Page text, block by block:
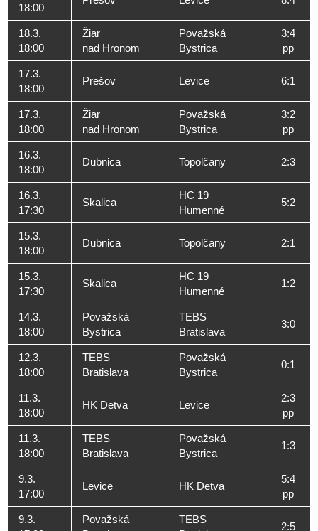
18:00
18.3.
18:00
Žiar
nad Hronom
Považská
Bystrica
3:4
pp
17.3.
18:00
Prešov Levice 6:1
17.3.
18:00
Žiar
nad Hronom
Považská
Bystrica
3:2
pp
16.3.
18:00
Dubnica Topolčany 2:3
16.3.
17:30
Skalica
HC 19
Humenné
5:2
15.3.
18:00
Dubnica Topolčany 2:1
15.3.
17:30
Skalica
HC 19
Humenné
1:2
14.3.
18:00
Považská
Bystrica
TEBS
Bratislava
3:0
12.3.
18:00
TEBS
Bratislava
Považská
Bystrica
0:1
11.3.
18:00
HK Detva Levice
2:3
pp
11.3.
18:00
TEBS
Bratislava
Považská
Bystrica
1:3
9.3.
17:00
Levice HK Detva
5:4
pp
9.3.
Považská
TEBS
2:5